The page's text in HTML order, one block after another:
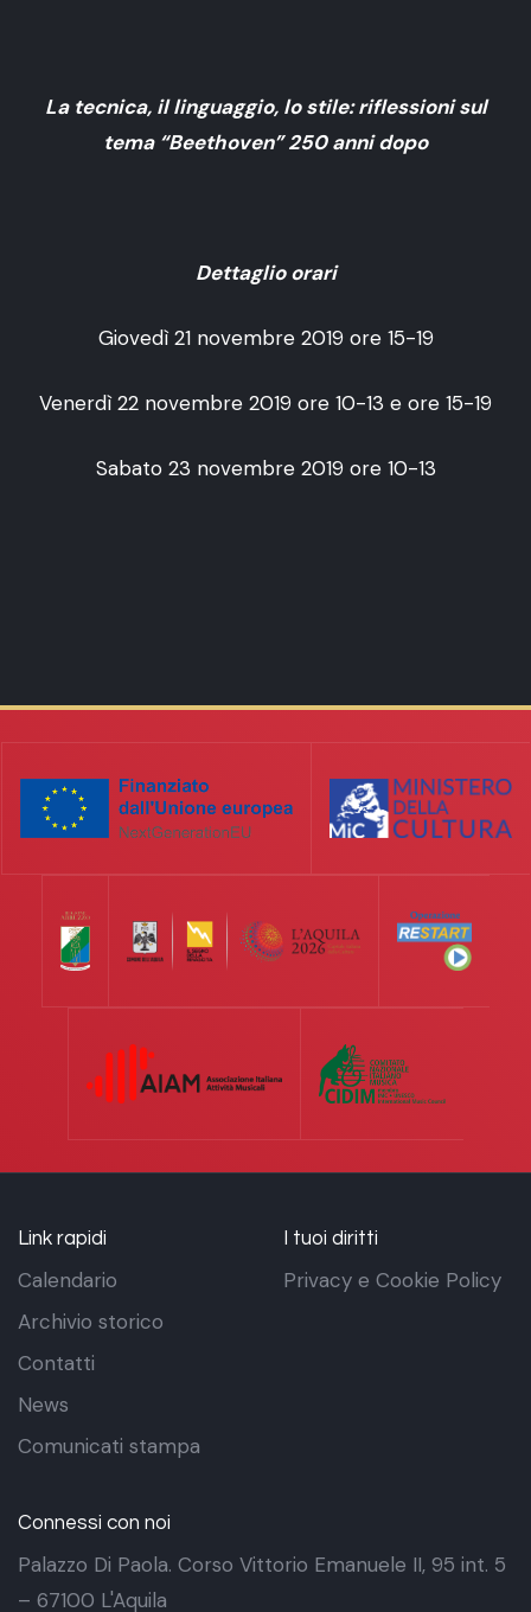
La tecnica, il linguaggio, lo stile: riflessioni sul
tema “Beethoven” 250 anni dopo
Dettaglio orari
Giovedì 21 novembre 2019 ore 15-19
Venerdì 22 novembre 2019 ore 10-13 e ore 15-19
Sabato 23 novembre 2019 ore 10-13
Link rapidi
Calendario
Archivio storico
Contatti
News
Comunicati stampa
I tuoi diritti
Privacy e Cookie Policy
Connessi con noi
Palazzo Di Paola. Corso Vittorio Emanuele II, 95 int. 5
– 67100 L'Aquila